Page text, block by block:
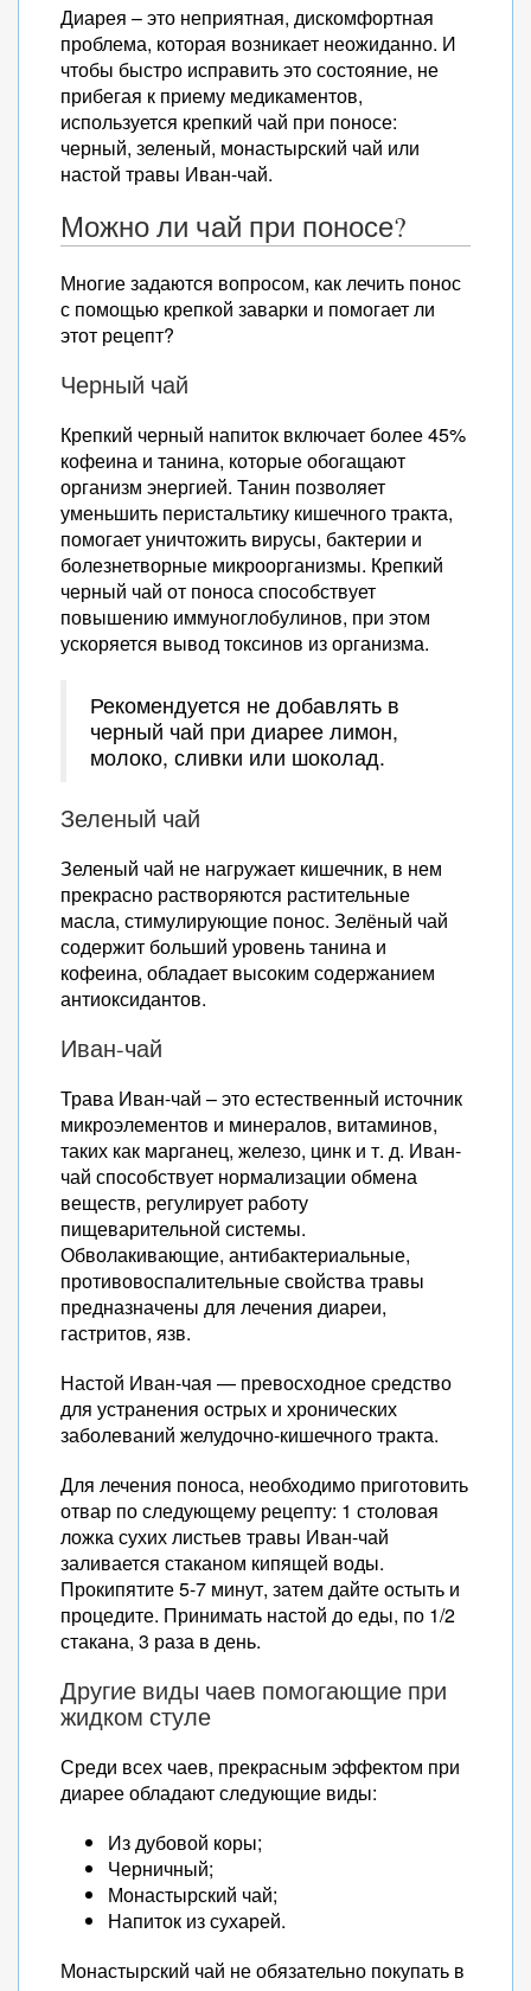
Диарея – это неприятная, дискомфортная
проблема, которая возникает неожиданно. И
чтобы быстро исправить это состояние, не
прибегая к приему медикаментов,
используется крепкий чай при поносе:
черный, зеленый, монастырский чай или
настой травы Иван-чай.
Можно ли чай при поносе?
Многие задаются вопросом, как лечить понос
с помощью крепкой заварки и помогает ли
этот рецепт?
Черный чай
Крепкий черный напиток включает более 45%
кофеина и танина, которые обогащают
организм энергией. Танин позволяет
уменьшить перистальтику кишечного тракта,
помогает уничтожить вирусы, бактерии и
болезнетворные микроорганизмы. Крепкий
черный чай от поноса способствует
повышению иммуноглобулинов, при этом
ускоряется вывод токсинов из организма.
Рекомендуется не добавлять в
черный чай при диарее лимон,
молоко, сливки или шоколад.
Зеленый чай
Зеленый чай не нагружает кишечник, в нем
прекрасно растворяются растительные
масла, стимулирующие понос. Зелёный чай
содержит больший уровень танина и
кофеина, обладает высоким содержанием
антиоксидантов.
Иван-чай
Трава Иван-чай – это естественный источник
микроэлементов и минералов, витаминов,
таких как марганец, железо, цинк и т. д. Иван-
чай способствует нормализации обмена
веществ, регулирует работу
пищеварительной системы.
Обволакивающие, антибактериальные,
противовоспалительные свойства травы
предназначены для лечения диареи,
гастритов, язв.
Настой Иван-чая — превосходное средство
для устранения острых и хронических
заболеваний желудочно-кишечного тракта.
Для лечения поноса, необходимо приготовить
отвар по следующему рецепту: 1 столовая
ложка сухих листьев травы Иван-чай
заливается стаканом кипящей воды.
Прокипятите 5-7 минут, затем дайте остыть и
процедите. Принимать настой до еды, по 1/2
стакана, 3 раза в день.
Другие виды чаев помогающие при
жидком стуле
Среди всех чаев, прекрасным эффектом при
диарее обладают следующие виды:
Из дубовой коры;
Черничный;
Монастырский чай;
Напиток из сухарей.
Монастырский чай не обязательно покупать в